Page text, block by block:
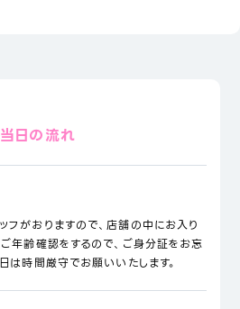
当日の流れ
フがおりますので、店舗の中にお入り
年齢確認をするので、ご身分証をお忘
は時間厳守でお願いいたします。